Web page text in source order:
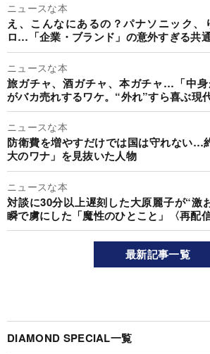
ニュースな本
え、こんなにあるの？パナソニック、
ロ…「企業・ブランド」の意外すぎる共
ニュースな本
旅ガチャ、酒ガチャ、本ガチャ…「中身
がバカ売れするワケ。“外れ”すら喜ぶ現
ニュースな本
防衛費を増やすだけでは国は守れない…
大のワナ」を見抜いた人物
ニュースな本
対談に30分以上遅刻した大原麗子が“激
瞬で虜にした「魔性のひとこと」〈再配信
最新記事一覧
DIAMOND SPECIAL一覧